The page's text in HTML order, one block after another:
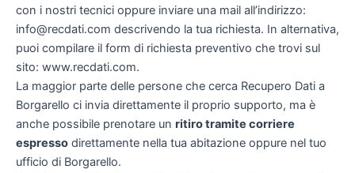
con i nostri tecnici oppure inviare una mail all’indirizzo:
info@recdati.com descrivendo la tua richiesta. In alternativa,
puoi compilare il form di richiesta preventivo che trovi sul
sito: www.recdati.com.
La maggior parte delle persone che cerca Recupero Dati a
Borgarello ci invia direttamente il proprio supporto, ma è
anche possibile prenotare un ritiro tramite corriere
espresso direttamente nella tua abitazione oppure nel tuo
ufficio di Borgarello.